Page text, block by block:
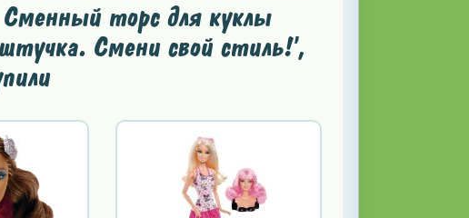
торс для куклы
Смени свой стиль!',